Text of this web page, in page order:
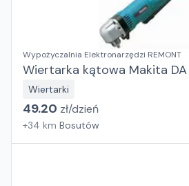
Wypożyczalnia Elektronarzędzi REMONT
Wiertarka kątowa Makita DA
Wiertarki
49.20 zł/dzień
+34 km Bosutów